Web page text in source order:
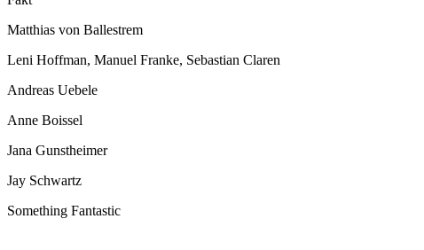
Matthias von Ballestrem
Leni Hoffman, Manuel Franke, Sebastian Claren
Andreas Uebele
Anne Boissel
Jana Gunstheimer
Jay Schwartz
Something Fantastic